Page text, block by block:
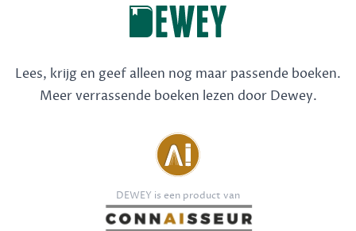
Lees, krijg en geef alleen nog maar passende boeken.
Meer verrassende boeken lezen door Dewey.
DEWEY is een product van